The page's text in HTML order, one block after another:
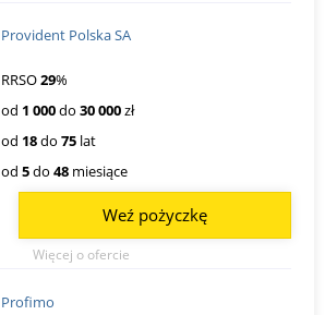
Provident Polska SA
RRSO29%
od 1 000do 30 000zł
od 18do 75 lat
od 5do 48 miesiące
Więcej o ofercie
Weź pożyczkę
Profimo